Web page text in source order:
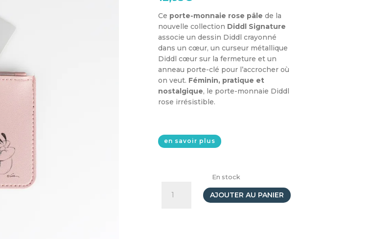
Ce porte-monnaie rose pâle de la
nouvelle collection Diddl Signature
associe un dessin Diddl crayonné
dans un cœur, un curseur métallique
Diddl cœur sur la fermeture et un
anneau porte-clé pour l’accrocher où
on veut. Féminin, pratique et
nostalgique, le porte-monnaie Diddl
rose irrésistible.
en savoir plus
En stock
AJOUTER AU PANIER